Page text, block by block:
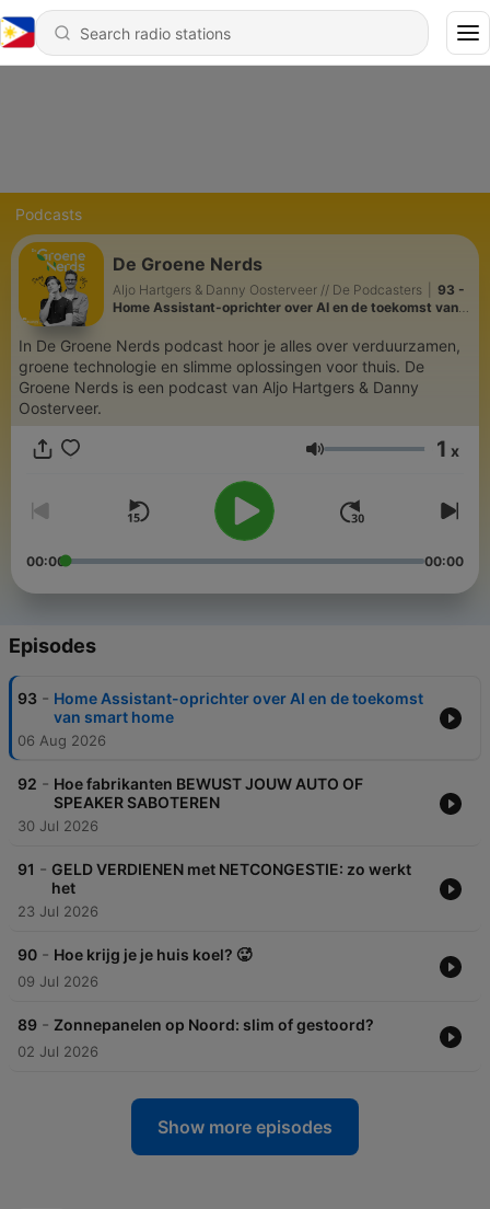
Podcasts
De Groene Nerds
Aljo Hartgers & Danny Oosterveer // De Podcasters
93 -
Home Assistant-oprichter over AI en de toekomst van
In De Groene Nerds podcast hoor je alles over verduurzamen,
groene technologie en slimme oplossingen voor thuis. De
Groene Nerds is een podcast van Aljo Hartgers & Danny
Oosterveer.
Volume 1 x
00:00 00:00
Episodes
93 - Home Assistant-oprichter over AI en de toekomst
van smart home
06 Aug 2026
92 - Hoe fabrikanten BEWUST JOUW AUTO OF
SPEAKER SABOTEREN
30 Jul 2026
91 - GELD VERDIENEN met NETCONGESTIE: zo werkt
het
23 Jul 2026
90 - Hoe krijg je je huis koel? 🥵
09 Jul 2026
89 - Zonnepanelen op Noord: slim of gestoord?
02 Jul 2026
Show more episodes